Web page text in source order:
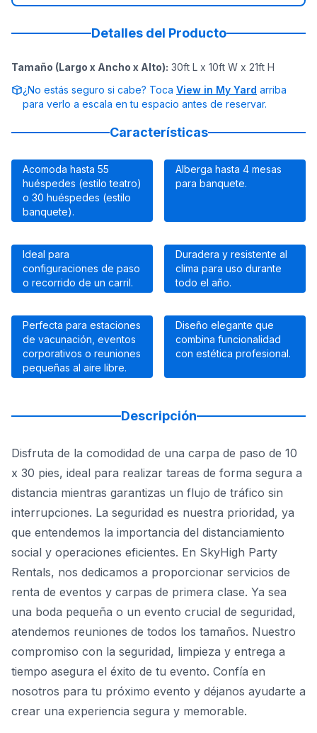
Detalles del Producto
Tamaño (Largo x Ancho x Alto): 30ft L x 10ft W x 21ft H
¿No estás seguro si cabe? Toca View in My Yard arriba
para verlo a escala en tu espacio antes de reservar.
Características
Acomoda hasta 55
huéspedes (estilo teatro)
o 30 huéspedes (estilo
banquete).
Alberga hasta 4 mesas
para banquete.
Ideal para
configuraciones de paso
o recorrido de un carril.
Duradera y resistente al
clima para uso durante
todo el año.
Perfecta para estaciones
de vacunación, eventos
corporativos o reuniones
pequeñas al aire libre.
Diseño elegante que
combina funcionalidad
con estética profesional.
Descripción
Disfruta de la comodidad de una carpa de paso de 10
x 30 pies, ideal para realizar tareas de forma segura a
distancia mientras garantizas un flujo de tráfico sin
interrupciones. La seguridad es nuestra prioridad, ya
que entendemos la importancia del distanciamiento
social y operaciones eficientes. En SkyHigh Party
Rentals, nos dedicamos a proporcionar servicios de
renta de eventos y carpas de primera clase. Ya sea
una boda pequeña o un evento crucial de seguridad,
atendemos reuniones de todos los tamaños. Nuestro
compromiso con la seguridad, limpieza y entrega a
tiempo asegura el éxito de tu evento. Confía en
nosotros para tu próximo evento y déjanos ayudarte a
crear una experiencia segura y memorable.